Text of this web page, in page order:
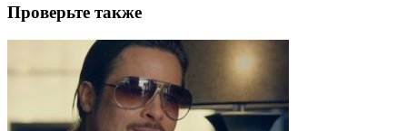
Проверьте также